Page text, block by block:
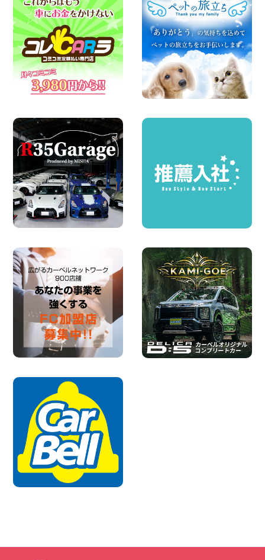
空き有ります!!コンパクトSUV 軽 ミニバ
ン 軽トラ 車種多数!!関東圏必見♪ 東京都
町田根岸店
100円レンタカー 町田根岸
2026年08月06日
体調崩してませんか?? 兵庫県 加古川店
100円レンタカー 加古川
2026年08月06日
ハイエースワゴンGL!!クルーズコントロ
ールが付いている〜!! 福島県 福島笹木野
2026年08月05日
※※超格安日額5,800円※※荷物運びに最適
の軽バンのレンタカー!! 出雲ドーム前店
島根県 出雲ドーム前店